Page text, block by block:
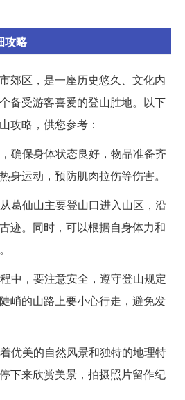
攻略
郊区，是一座历史悠久、文化内
备受游客喜爱的登山胜地。以下
攻略，供您参考：
确保身体状态良好，物品准备齐
身运动，预防肌肉拉伤等伤害。
葛仙山主要登山口进入山区，沿
迹。同时，可以根据自身体力和
中，要注意安全，遵守登山规定
峭的山路上要小心行走，避免发
优美的自然风景和独特的地理特
下来欣赏美景，拍摄照片留作纪